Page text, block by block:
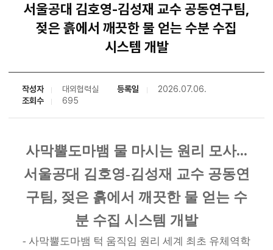
서울공대 김호영-김성재 교수 공동연구팀,
젖은 흙에서 깨끗한 물 얻는 수분 수집
시스템 개발
작성자 대외협력실 등록일
2026.07.06.
조회수
695
사막뿔도마뱀 물 마시는 원리 모사...
서울공대 김호영-김성재 교수 공동연
구팀, 젖은 흙에서 깨끗한 물 얻는 수
분 수집 시스템 개발
- 사막뿔도마뱀 턱 움직임 원리 세계 최초 유체역학